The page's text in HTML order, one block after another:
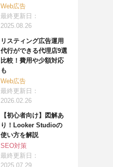
Web広告
最終更新日：
2025.08.26
リスティング広告運用
代行ができる代理店9選
比較！費用や少額対応
も
Web広告
最終更新日：
2026.02.26
【初心者向け】図解あ
り！Looker Studioの
使い方を解説
SEO対策
最終更新日：
2025.07.29